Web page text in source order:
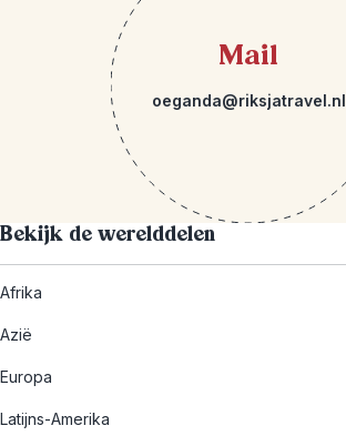
Mail
oeganda@riksjatravel.nl
Bekijk de werelddelen
Afrika
Azië
Europa
Latijns-Amerika